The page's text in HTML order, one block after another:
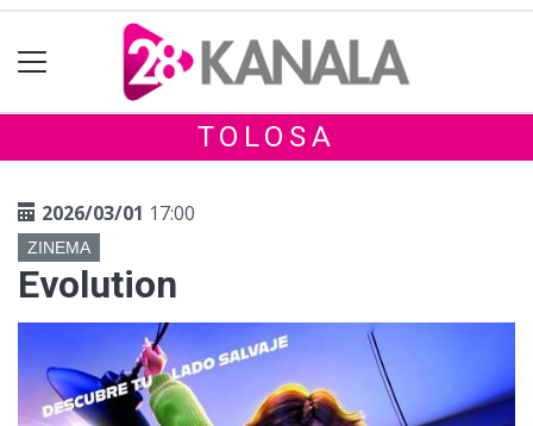
TOLOSA
2026/03/01 17:00
ZINEMA
Evolution